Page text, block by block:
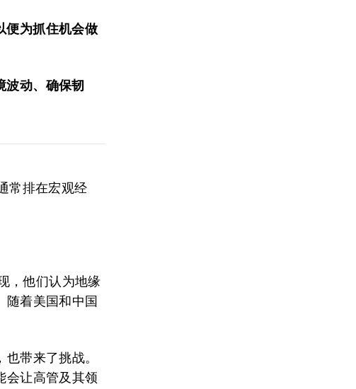
便为抓住机会做
波动、确保韧
常排在宏观经
，他们认为地缘
随着美国和中国
带来了挑战。
会让高管及其领